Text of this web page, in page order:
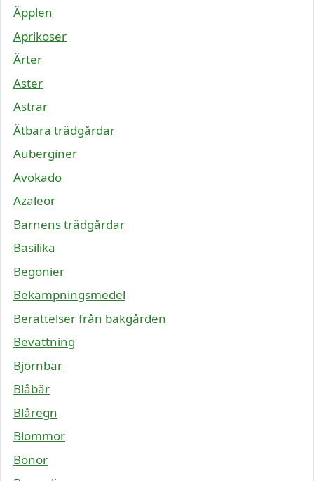
Äpplen
Aprikoser
Ärter
Aster
Astrar
Ätbara trädgårdar
Auberginer
Avokado
Azaleor
Barnens trädgårdar
Basilika
Begonier
Bekämpningsmedel
Berättelser från bakgården
Bevattning
Björnbär
Blåbär
Blåregn
Blommor
Bönor